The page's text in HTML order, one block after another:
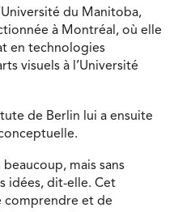
du Manitoba,
à Montréal, où elle
en technologies
visuels à l’Université
de Berlin lui a ensuite
mais sans
idées, dit-elle. Cet
comprendre et de